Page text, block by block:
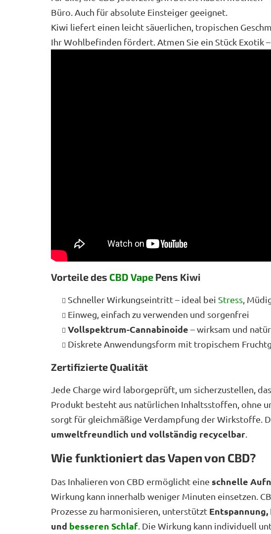
Büro. Auch für absolute Einsteiger geeignet.
Kiwi liefert einen leicht säuerlichen, tropischen
Ihr Wohlbefinden fördert. Atmen Sie ein Stück Exotik –
Vorteile des CBD Vape Pens Kiwi
Schneller Wirkungseintritt – ideal bei Stress ,
Einweg, einfach zu verwenden und sorgenfrei
Vollspektrum-Cannabinoide – wirksam und
Diskrete Anwendungsform mit tropischem
Zertifizierte Qualität
Jede Charge wird laborgeprüft, um sicherzustellen,
Produkt besteht aus natürlichen Inhaltsstoffen, ohne
sorgt für gleichmäßige Verdampfung der Wirkstoffe.
umweltfreundlich und vollständig recycelbar
Wie funktioniert das Vapen von CBD?
Das Inhalieren von CBD ermöglicht eine schnelle
Wirkung kann innerhalb weniger Minuten einsetzen.
Prozesse zu harmonisieren, unterstützt
und besseren Schlaf . Die Wirkung kann individuell